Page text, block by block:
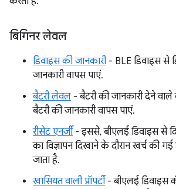
बिगिनर लेवल
डिवाइस की जानकारी- BLE डिवाइस से
जानकारी वापस पाएं.
बैटरी लेवल - बैटरी की जानकारी देने
बैटरी की जानकारी वापस पाएं.
रीसेट एनर्जी- इससे, बीएलई डिवाइस से
का विज्ञापन दिखाने के दौरान खर्च की गई
जाता है.
खासियत वाली प्रॉपर्टी- बीएलई डिवाइस